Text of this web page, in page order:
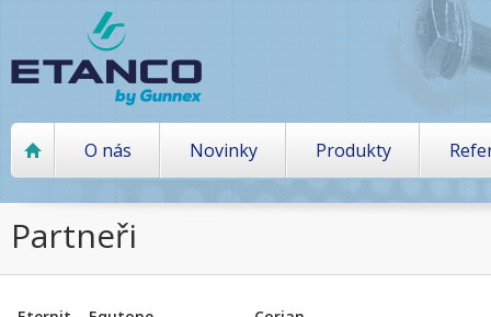
Partneři
O nás Novinky Produkty